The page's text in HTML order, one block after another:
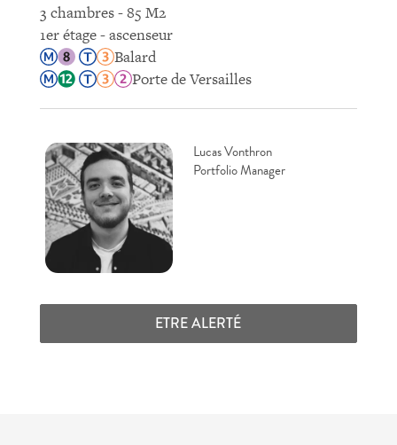
3 chambres - 85 M2
1er étage - ascenseur
Balard
Porte de Versailles
Lucas Vonthron
Portfolio Manager
ETRE ALERTÉ